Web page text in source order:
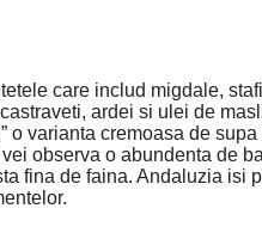
care includ migdale,
ardei si ulei de
o varianta cremoasa de
observa o abundenta de
fina de faina. Andaluzia isi